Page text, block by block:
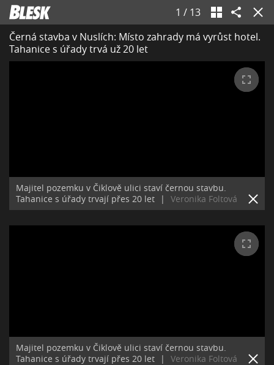
1 / 13
Černá stavba v Nuslích: Místo zahrady má vyrůst hotel.
Tahanice s úřady trvá už 20 let
Majitel pozemku v Čiklově ulici staví černou stavbu.
Tahanice s úřady trvají přes 20 let
| Veronika Foltová
Majitel pozemku v Čiklově ulici staví černou stavbu.
Tahanice s úřady trvají přes 20 let
| Veronika Foltová